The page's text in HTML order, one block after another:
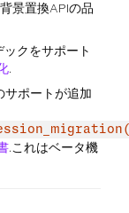
景置換APIの品
クをサポート
.
サポートが追加
.これはベータ機